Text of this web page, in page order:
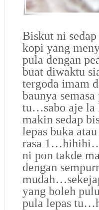
Biskut ni sedap
kopi yang
pula dengan
buat diwaktu
tergoda imam
baunya
tu…sabo aje
makin sedap
lepas buka
rasa
ni pon takde
dengan
yang boleh
pula lepas